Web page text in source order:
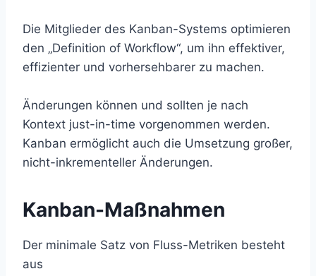
Die Mitglieder des Kanban-Systems optimieren
den „Definition of Workflow“, um ihn effektiver,
effizienter und vorhersehbarer zu machen.
Änderungen können und sollten je nach
Kontext just-in-time vorgenommen werden.
Kanban ermöglicht auch die Umsetzung großer,
nicht-inkrementeller Änderungen.
Kanban-Maßnahmen
Der minimale Satz von Fluss-Metriken besteht
aus